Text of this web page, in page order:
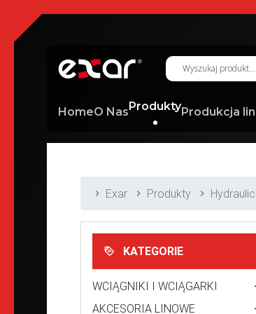
HomeO NasProduktyProdukcja lin
Exar Produkty
KATEGORIE
WCIĄGNIKI I WCIĄGARKI
AKCESORIA LINOWE